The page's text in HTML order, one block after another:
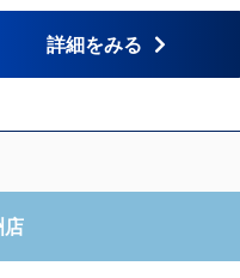
詳細をみる
店